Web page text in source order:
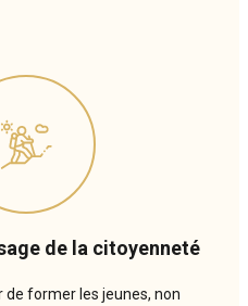
de la citoyenneté
de former les jeunes, non